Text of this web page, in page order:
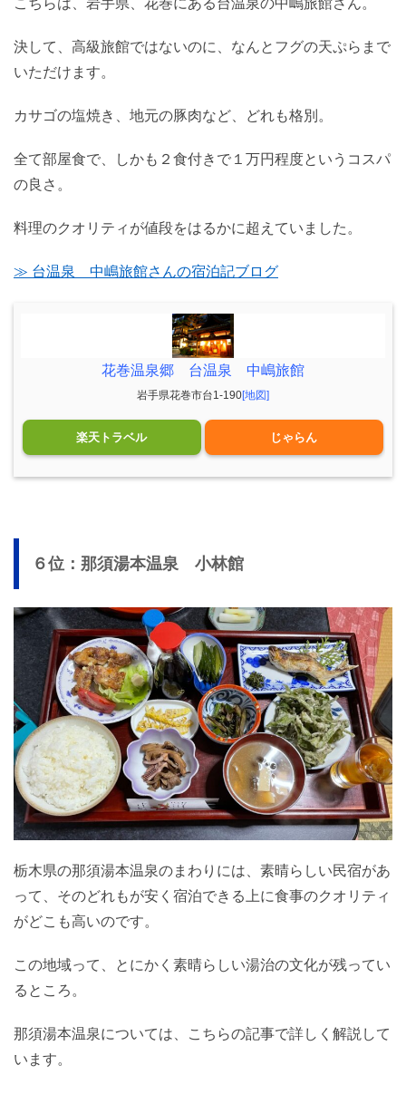
こちらは、岩手県、花巻にある台温泉の中嶋旅館さん。
決して、高級旅館ではないのに、なんとフグの天ぷらまで
いただけます。
カサゴの塩焼き、地元の豚肉など、どれも格別。
全て部屋食で、しかも２食付きで１万円程度というコスパ
の良さ。
料理のクオリティが値段をはるかに超えていました。
≫ 台温泉 中嶋旅館さんの宿泊記ブログ
花巻温泉郷 台温泉 中嶋旅館
岩手県花巻市台1-190[地図]
楽天トラベル じゃらん
６位：那須湯本温泉 小林館
栃木県の那須湯本温泉のまわりには、素晴らしい民宿があ
って、そのどれもが安く宿泊できる上に食事のクオリティ
がどこも高いのです。
この地域って、とにかく素晴らしい湯治の文化が残ってい
るところ。
那須湯本温泉については、こちらの記事で詳しく解説して
います。